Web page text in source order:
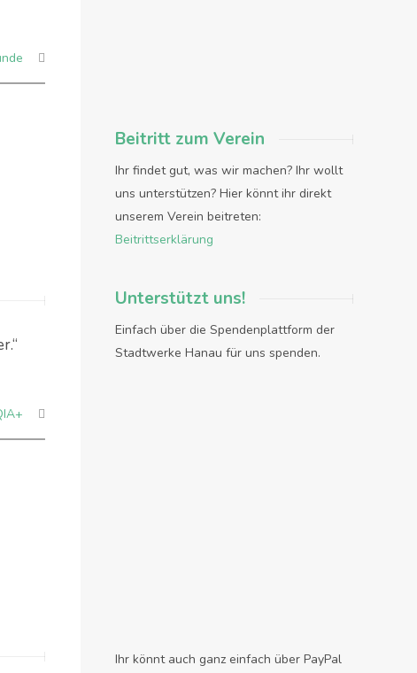
Beitritt zum Verein
Ihr findet gut, was wir machen? Ihr wollt
uns unterstützen? Hier könnt ihr direkt
unserem Verein beitreten:
Beitrittserklärung
Unterstützt uns!
Einfach über die Spendenplattform der
Stadtwerke Hanau für uns spenden.
Ihr könnt auch ganz einfach über PayPal